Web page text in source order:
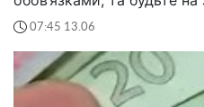
07:45 13.06